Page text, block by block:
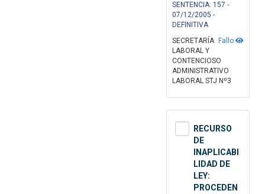
SENTENCIA: 157 -
07/12/2005 -
DEFINITIVA
Fallo
SECRETARÍA
LABORAL Y
CONTENCIOSO
ADMINISTRATIVO
LABORAL STJ Nº3
RECURSO
DE
INAPLICABI
LIDAD DE
LEY:
PROCEDEN